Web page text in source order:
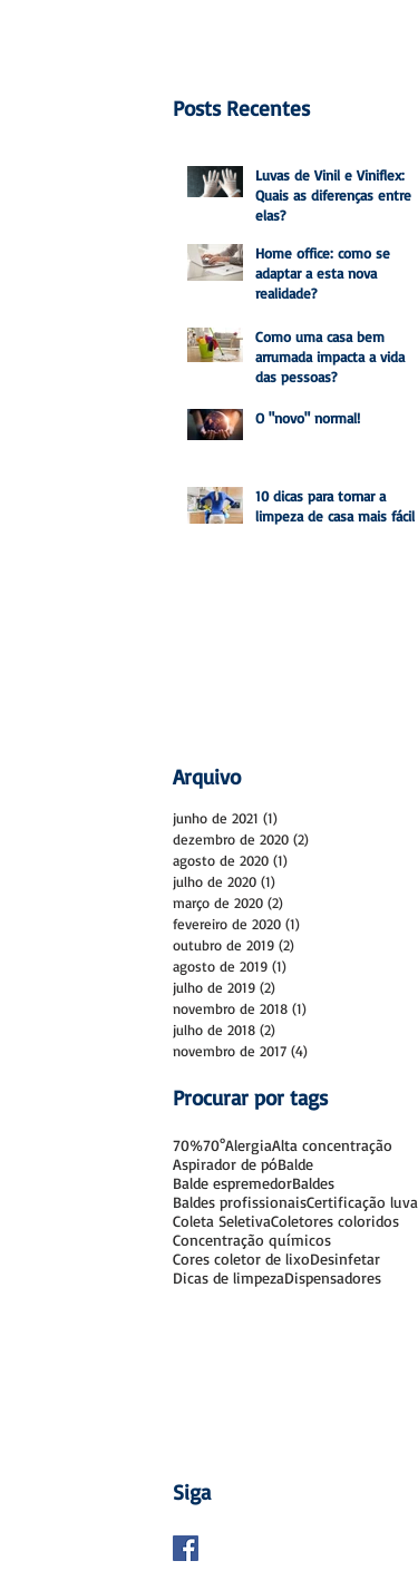
Posts Recentes
Luvas de Vinil e Viniflex:
Quais as diferenças entre
elas?
Home office: como se
adaptar a esta nova
realidade?
Como uma casa bem
arrumada impacta a vida
das pessoas?
O "novo" normal!
10 dicas para tornar a
limpeza de casa mais fácil
Arquivo
junho de 2021 (1)
dezembro de 2020 (2)
agosto de 2020 (1)
julho de 2020 (1)
março de 2020 (2)
fevereiro de 2020 (1)
outubro de 2019 (2)
agosto de 2019 (1)
julho de 2019 (2)
novembro de 2018 (1)
julho de 2018 (2)
novembro de 2017 (4)
Procurar por tags
70%70°AlergiaAlta concentração
Aspirador de póBalde
Balde espremedorBaldes
Baldes profissionaisCertificação luva
Coleta SeletivaColetores coloridos
Concentração químicos
Cores coletor de lixoDesinfetar
Dicas de limpezaDispensadores
Siga